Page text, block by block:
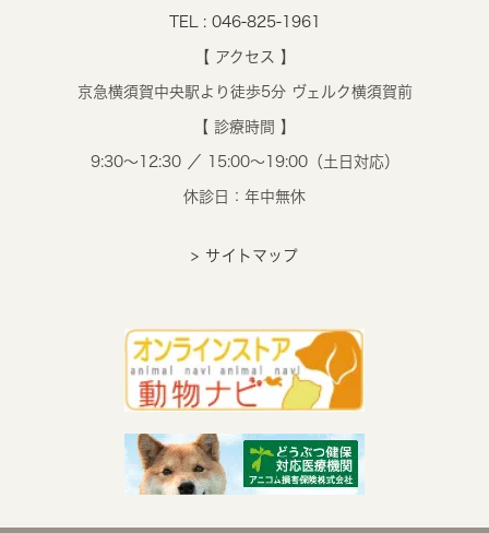
TEL : 046-825-1961
【 アクセス 】
京急横須賀中央駅より徒歩5分 ヴェルク横須賀前
【 診療時間 】
9:30～12:30 ／ 15:00～19:00（土日対応）
休診日：年中無休
> サイトマップ